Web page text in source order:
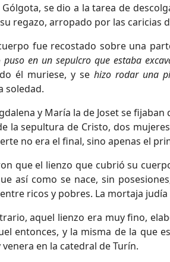
se dio a la tarea de
regazo, arropado por las caricias
fue recostado sobre una
puso en un sepulcro que estaba
él muriese, y se hizo rodar una
soledad.
y María la de Joset se
la sepultura de Cristo, dos
no era el final, sino apenas el
que el lienzo que cubrió su
así como se nace, sin
ricos y pobres. La mortaja
aquel lienzo era muy fino,
entonces, y la misma de la que
venera en la catedral de Turín.